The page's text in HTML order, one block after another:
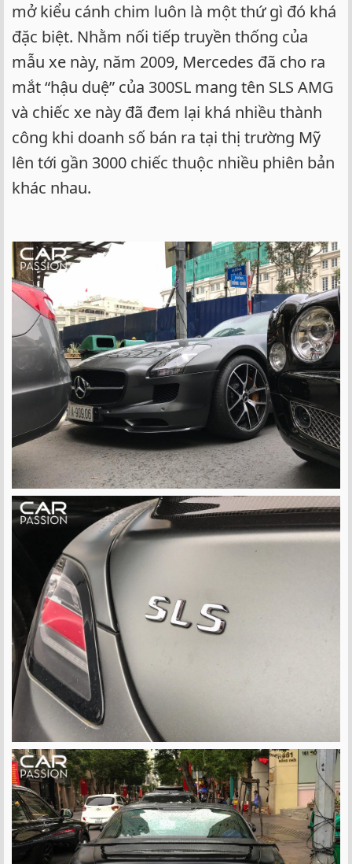
mở kiểu cánh chim luôn là một thứ gì đó khá
đặc biệt. Nhằm nối tiếp truyền thống của
mẫu xe này, năm 2009, Mercedes đã cho ra
mắt “hậu duệ” của 300SL mang tên SLS AMG
và chiếc xe này đã đem lại khá nhiều thành
công khi doanh số bán ra tại thị trường Mỹ
lên tới gần 3000 chiếc thuộc nhiều phiên bản
khác nhau.